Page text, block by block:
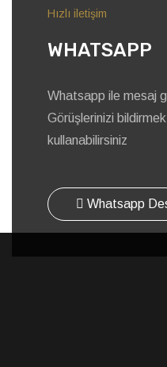
Hızlı iletişim
WHATSAPP
Whatsapp ile mesaj
Görüşlerinizi
kullanabilirsiniz
Whatsapp